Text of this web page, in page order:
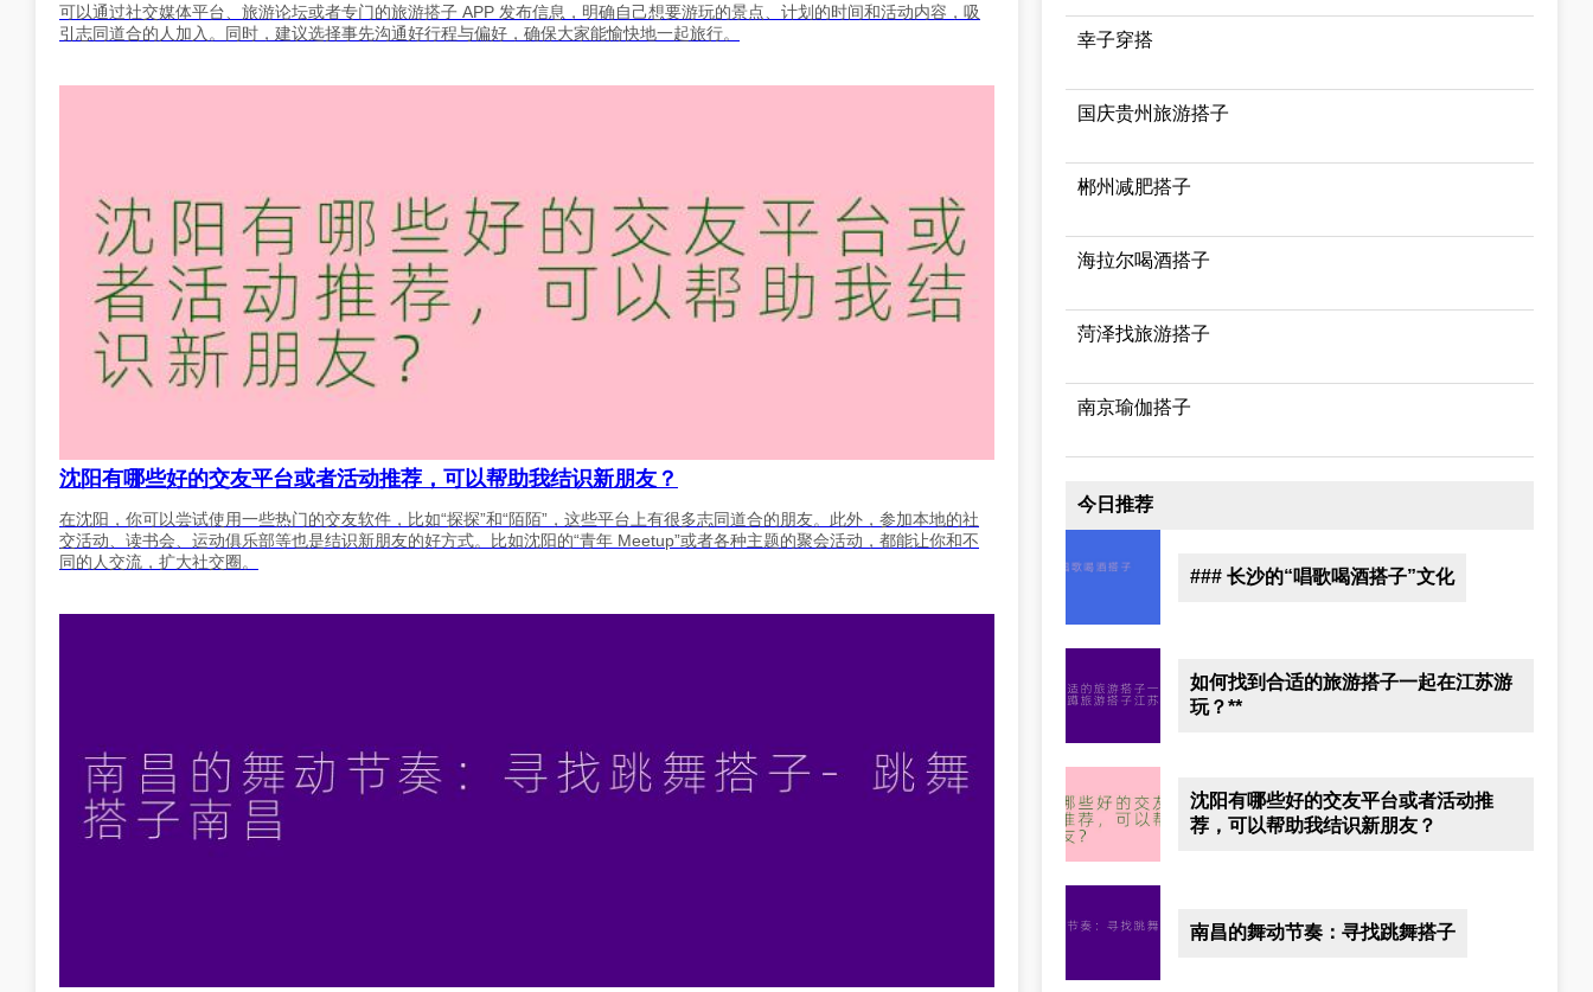
可以通过社交媒体平台、旅游论坛或者专门的旅游搭子 APP 发布信息，明确自己想要游玩的景点、计划的时间和活动内容，吸
引志同道合的人加入。同时，建议选择事先沟通好行程与偏好，确保大家能愉快地一起旅行。
沈阳有哪些好的交友平台或者活动推荐，可以帮助我结识新朋友？
在沈阳，你可以尝试使用一些热门的交友软件，比如“探探”和“陌陌”，这些平台上有很多志同道合的朋友。此外，参加本地的社
交活动、读书会、运动俱乐部等也是结识新朋友的好方式。比如沈阳的“青年 Meetup”或者各种主题的聚会活动，都能让你和不
同的人交流，扩大社交圈。
幸子穿搭
国庆贵州旅游搭子
郴州减肥搭子
海拉尔喝酒搭子
菏泽找旅游搭子
南京瑜伽搭子
今日推荐
### 长沙的“唱歌喝酒搭子”文化
如何找到合适的旅游搭子一起在江苏游
玩？**
沈阳有哪些好的交友平台或者活动推
荐，可以帮助我结识新朋友？
南昌的舞动节奏：寻找跳舞搭子